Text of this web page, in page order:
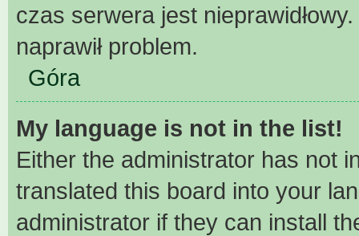
czas serwera jest
naprawił problem.
Góra
My language is not in the list!
Either the administrator has not
translated this board into your
administrator if they can install